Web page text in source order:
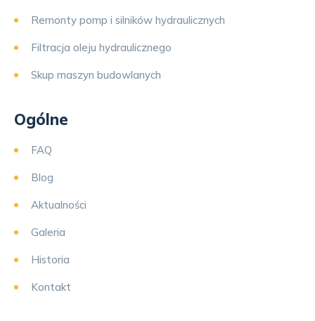
Remonty pomp i silników hydraulicznych
Filtracja oleju hydraulicznego
Skup maszyn budowlanych
Ogólne
FAQ
Blog
Aktualności
Galeria
Historia
Kontakt